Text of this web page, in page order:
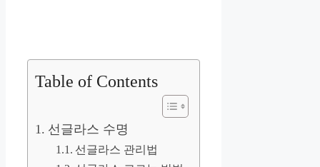
Table of Contents
선글라스 수명
선글라스 관리법